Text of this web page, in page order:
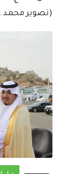
(تصوير محمد